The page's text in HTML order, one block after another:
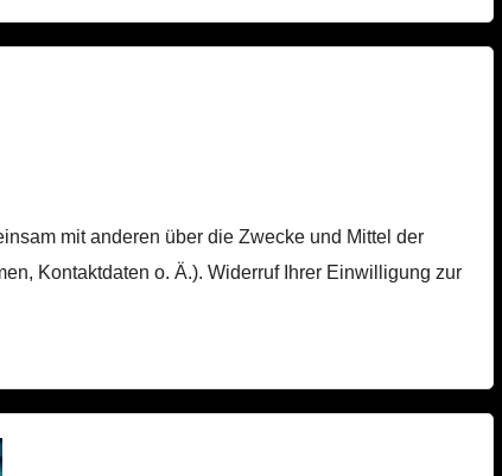
mit anderen über die Zwecke und Mittel der
Kontaktdaten o. Ä.). Widerruf Ihrer Einwilligung zur